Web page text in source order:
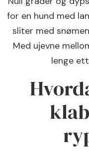
for en hund med
sliter med
Med ujevne
lenge